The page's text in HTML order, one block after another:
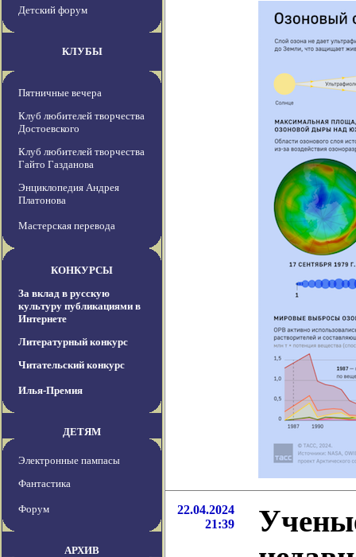
Детский форум
КЛУБЫ
Пятничные вечера
Клуб любителей творчества
Достоевского
Клуб любителей творчества
Гайто Газданова
Энциклопедия Андрея
Платонова
Мастерская перевода
КОНКУРСЫ
За вклад в русскую
культуру публикациями в
Интернете
Литературный конкурс
Читательский конкурс
Илья-Премия
ДЕТЯМ
Электронные пампасы
Фантастика
Форум
АРХИВ
22.04.2024
21:39